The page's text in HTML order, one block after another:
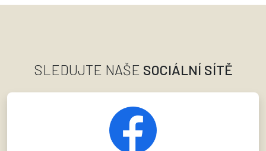
SLEDUJTE NAŠE SOCIÁLNÍ SÍTĚ